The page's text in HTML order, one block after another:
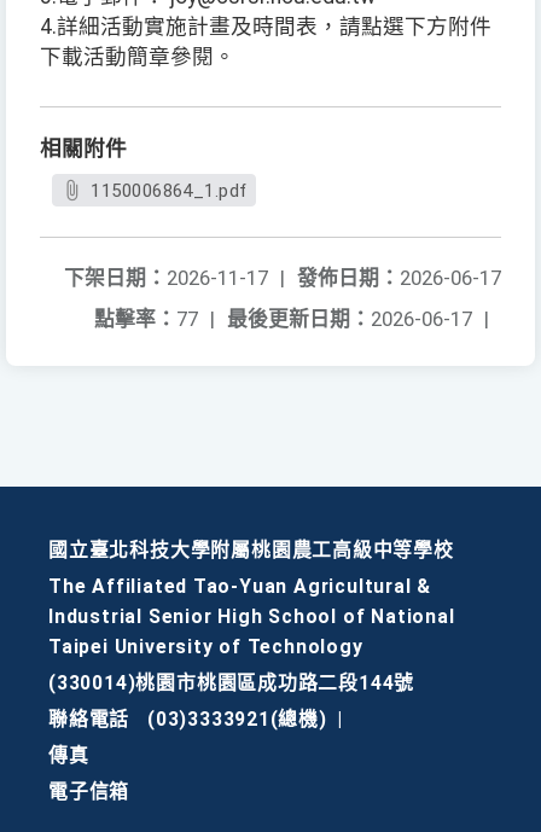
4.詳細活動實施計畫及時間表，請點選下方附件
下載活動簡章參閱。
相關附件
1150006864_1.pdf
發佈日期： 2026-06-17
下架日期： 2026-11-17 |
最後更新日期： 2026-06-17 |
點擊率： 77 |
國立臺北科技大學附屬桃園農工高級中等學校
The Affiliated Tao-Yuan Agricultural &
Industrial Senior High School of National
Taipei University of Technology
(330014)桃園市桃園區成功路二段144號
聯絡電話
(03)3333921(總機)
傳真
電子信箱